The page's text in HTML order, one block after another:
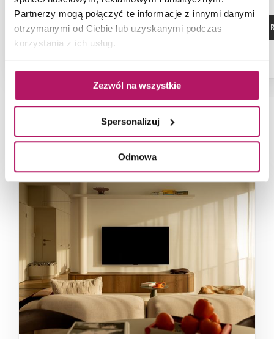
Partnerzy mogą połączyć te informacje z innymi danymi
otrzymanymi od Ciebie lub uzyskanymi podczas
korzystania z ich usług.
Zezwól na wszystkie
Spersonalizuj
Odmowa
ZOBACZ PRODUKT ZOBACZ
NAJNOWSZE ARTYKUŁY